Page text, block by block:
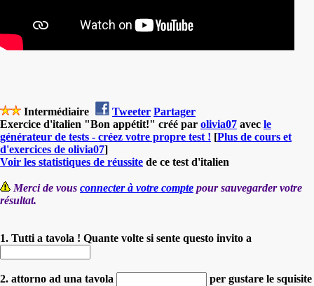
Intermédiaire Tweeter Partager
Exercice d'italien "Bon appétit!" créé par olivia07 avec le
générateur de tests - créez votre propre test ! [Plus de cours et
d'exercices de olivia07]
Voir les statistiques de réussite de ce test d'italien
Merci de vous connecter à votre compte pour sauvegarder votre
résultat.
1. Tutti a tavola ! Quante volte si sente questo invito a
2. attorno ad una tavola
per gustare le squisite